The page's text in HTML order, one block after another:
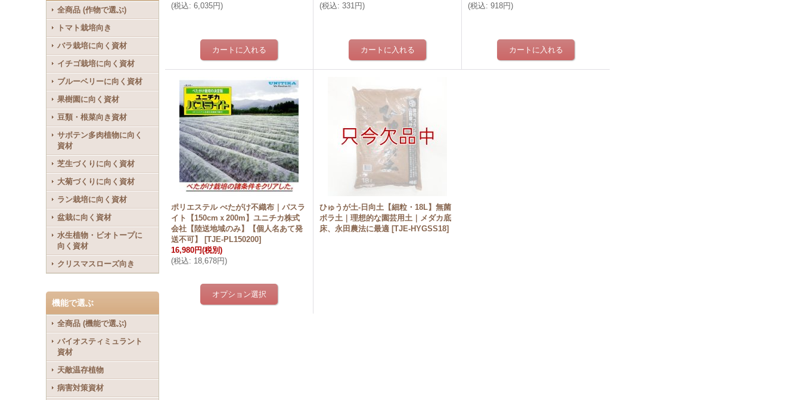
全商品 (作物で選ぶ)
トマト栽培向き
バラ栽培に向く資材
イチゴ栽培に向く資材
ブルーベリーに向く資材
果樹園に向く資材
豆類・根菜向き資材
サボテン多肉植物に向く
資材
芝生づくりに向く資材
大菊づくりに向く資材
ラン栽培に向く資材
盆栽に向く資材
水生植物・ビオトープに
向く資材
クリスマスローズ向き
機能で選ぶ
全商品 (機能で選ぶ)
バイオスティミュラント
資材
天敵温存植物
病害対策資材
(税込: 6,035円)
(税込: 331円)
(税込: 918円)
ポリエステル べたがけ不織布｜パスラ
イト【150cmｘ200m】ユニチカ株式
会社【陸送地域のみ】【個人名あて発
送不可】
[TJE-PL150200]
16,980円(税別)
(税込: 18,678円)
ひゅうが土-日向土【細粒・18L】無菌
ボラ土｜理想的な園芸用土｜メダカ底
床、永田農法に最適 [TJE-HYGSS18]